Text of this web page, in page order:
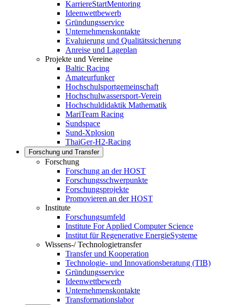
KarriereStartMentoring
Ideenwettbewerb
Gründungsservice
Unternehmenskontakte
Evaluierung und Qualitätssicherung
Anreise und Lageplan
Projekte und Vereine
Baltic Racing
Amateurfunker
Hochschulsportgemeinschaft
Hochschulwassersport-Verein
Hochschuldidaktik Mathematik
MariTeam Racing
Sundspace
Sund-Xplosion
ThaiGer-H2-Racing
Forschung und Transfer
Forschung
Forschung an der HOST
Forschungsschwerpunkte
Forschungsprojekte
Promovieren an der HOST
Institute
Forschungsumfeld
Institute For Applied Computer Science
Institut für Regenerative EnergieSysteme
Wissens-/ Technologietransfer
Transfer und Kooperation
Technologie- und Innovationsberatung (TIB)
Gründungsservice
Ideenwettbewerb
Unternehmenskontakte
Transformationslabor